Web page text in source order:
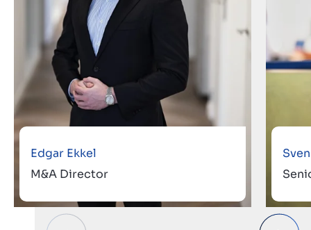
Edgar Ekkel
M&A Director